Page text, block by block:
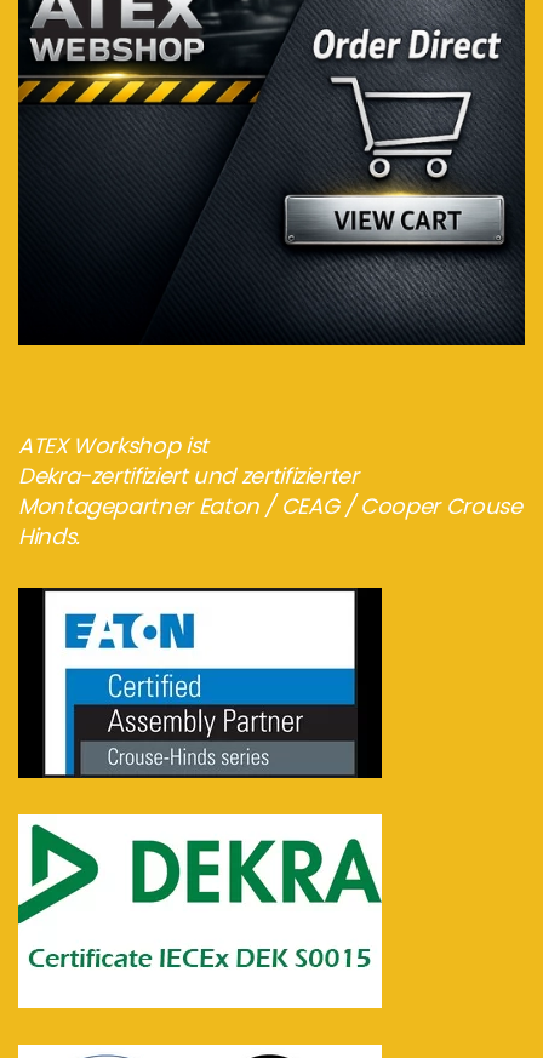
ATEX Workshop ist
Dekra-zertifiziert und zertifizierter
Montagepartner Eaton / CEAG / Cooper Crouse
Hinds.